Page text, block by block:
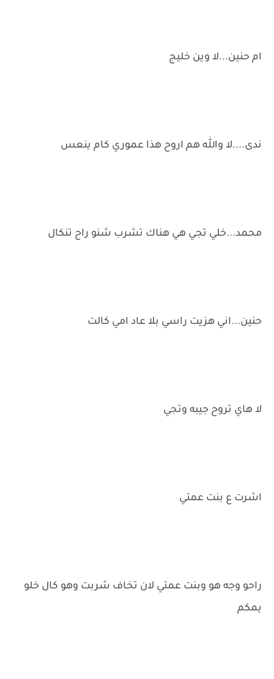
ام حنين...لا وين خليج
ندى....لا والله هم اروح هذا عموري كام ينعس
محمد...خلي تجي هي هناك تشرب شنو راح تنكال
حنين...اني هزيت راسي بلا عاد امي كالت
لا هاي تروح جيبه وتجي
اشرت ع بنت عمتي
راحو وجه هو وبنت عمتي لان تخاف شربت وهو كال خلو
يمكم